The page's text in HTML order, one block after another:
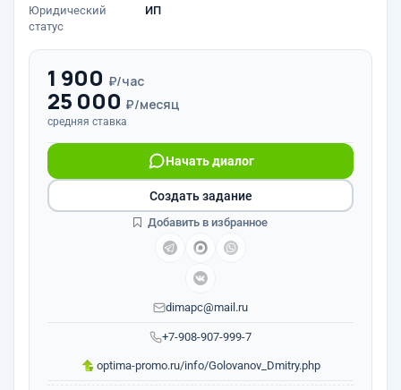
Юридический
статус
ИП
1 900 ₽/час
25 000 ₽/месяц
средняя ставка
+7-908-907-999-7
Начать диалог
dimapc@mail.ru
optima-promo.ru/info/Golovanov_Dmitry.php
Создать задание
Добавить в избранное